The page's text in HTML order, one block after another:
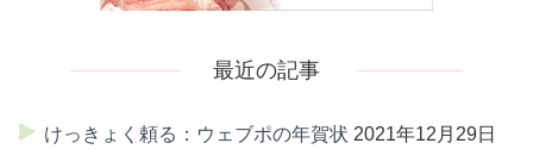
最近の記事
けっきょく頼る：ウェブポの年賀状 2021年12月29日